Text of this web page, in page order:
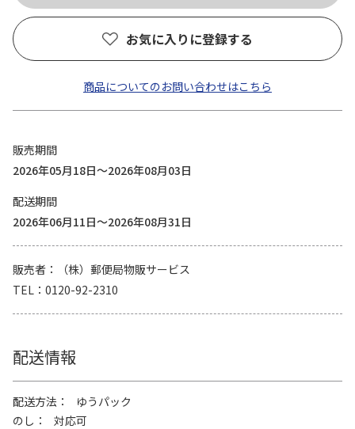
お気に入りに登録する
商品についてのお問い合わせはこちら
販売期間
2026年05月18日～2026年08月03日
配送期間
2026年06月11日～2026年08月31日
販売者
（株）郵便局物販サービス
TEL
0120-92-2310
配送情報
配送方法
ゆうパック
のし
対応可